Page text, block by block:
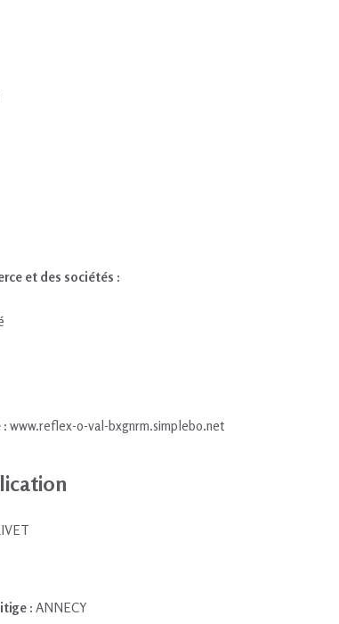
et des sociétés :
: www.reflex-o-val-bxgnrm.simplebo.net
: ANNECY